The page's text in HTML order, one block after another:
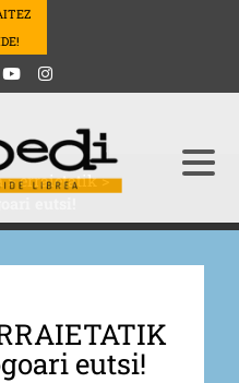
>erraietatik>
eutsi!